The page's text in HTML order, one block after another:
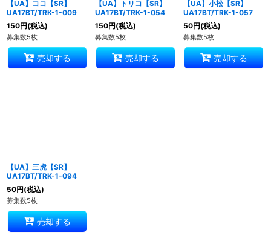
【UA】ココ【SR】
UA17BT/TRK-1-009
150円(税込)
募集数5枚
売却する
【UA】トリコ【SR】
UA17BT/TRK-1-054
150円(税込)
募集数5枚
売却する
【UA】小松【SR】
UA17BT/TRK-1-057
50円(税込)
募集数5枚
売却する
【UA】三虎【SR】
UA17BT/TRK-1-094
50円(税込)
募集数5枚
売却する